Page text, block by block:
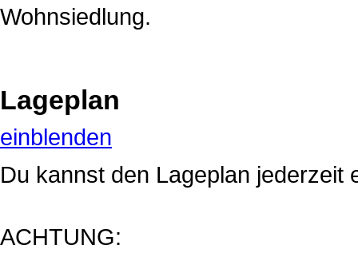
Wohnsiedlung.
Lageplan
einblenden
Du kannst den Lageplan jederzeit
ACHTUNG: